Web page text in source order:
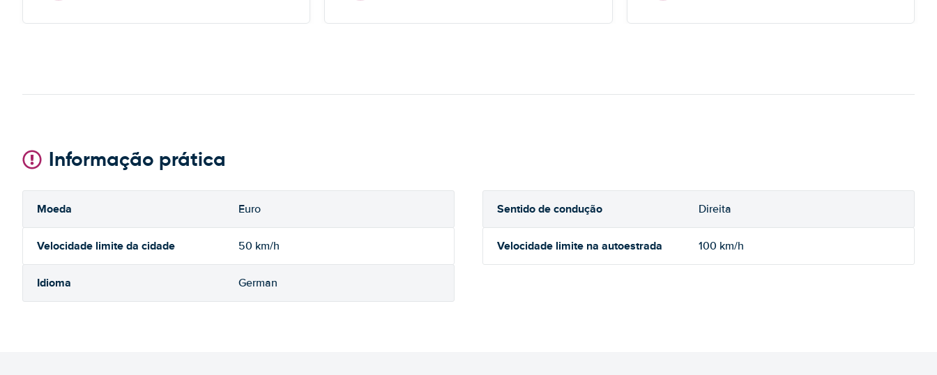
Informação prática
Moeda Euro Sentido de condução Direita
Velocidade limite da cidade 50 km/h Velocidade limite na autoestrada 100 km/h
Idioma German